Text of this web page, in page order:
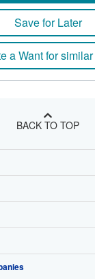
Save for Later
a Want for
BACK TO TOP